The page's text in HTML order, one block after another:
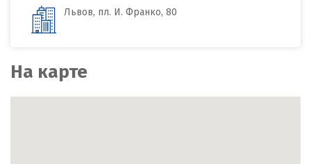
Львов, пл. И. Франко, 80
На карте